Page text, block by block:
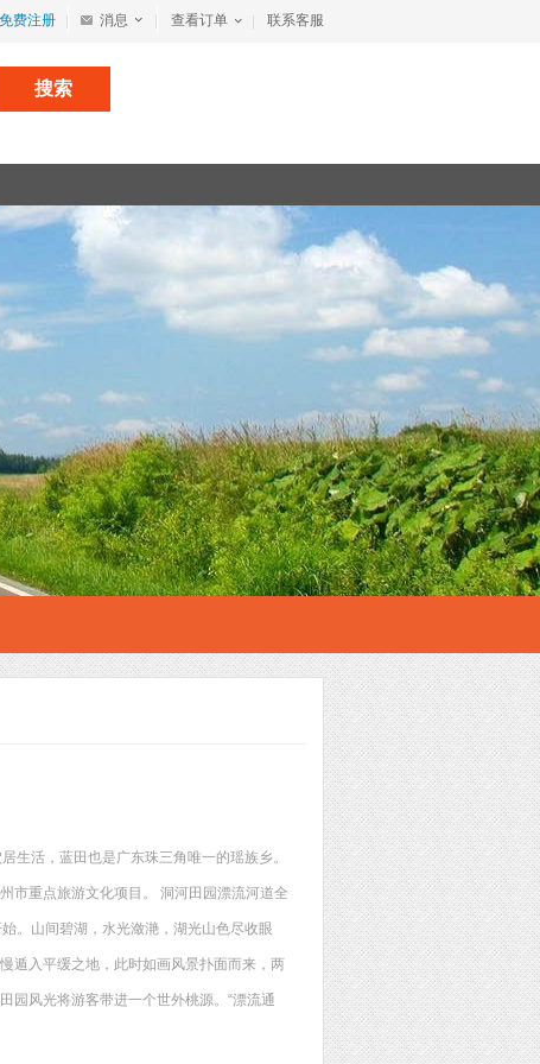
免费注册 消息 查看订单 联系客服
搜索
生活，蓝田也是广东珠三角唯一的瑶族乡。
市重点旅游文化项目。 洞河田园漂流河道全
。山间碧湖，水光潋滟，湖光山色尽收眼
遁入平缓之地，此时如画风景扑面而来，两
园风光将游客带进一个世外桃源。“漂流通